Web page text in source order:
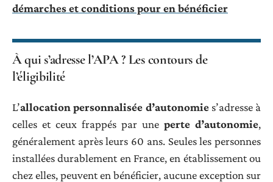
démarches et conditions pour en bénéficier
À qui s’adresse l’APA ? Les contours de
l’éligibilité
L’allocation personnalisée d’autonomies’adresse à
celles et ceux frappés par une perte d’autonomie,
généralement après leurs 60 ans. Seules les personnes
installées durablement en France, en établissement ou
chez elles, peuvent en bénéficier, aucune exception sur